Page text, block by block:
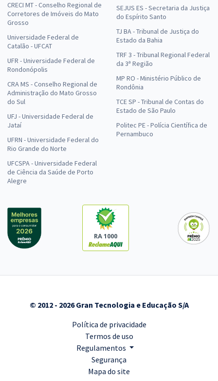
CRECI MT - Conselho Regional de
Corretores de Imóveis do Mato
Grosso
Universidade Federal de
Catalão - UFCAT
UFR - Universidade Federal de
Rondonópolis
CRA MS - Conselho Regional de
Administração do Mato Grosso
do Sul
UFJ - Universidade Federal de
Jataí
UFRN - Universidade Federal do
Rio Grande do Norte
UFCSPA - Universidade Federal
de Ciência da Saúde de Porto
Alegre
SEJUS ES - Secretaria da Justiça
do Espírito Santo
TJ BA - Tribunal de Justiça do
Estado da Bahia
TRF 3 - Tribunal Regional Federal
da 3ª Região
MP RO - Ministério Público de
Rondônia
TCE SP - Tribunal de Contas do
Estado de São Paulo
Politec PE - Polícia Científica de
Pernambuco
RA 1000
© 2012 - 2026 Gran Tecnologia e Educação S/A
Política de privacidade
Termos de uso
Regulamentos
Segurança
Mapa do site